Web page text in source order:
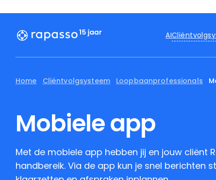
AI
Home Cliëntvolgsysteem Loopbaanprofessionals
Mobiele app
Met de mobiele app hebben jij en jouw cliënt
handbereik. Via de app kun je snel berichten